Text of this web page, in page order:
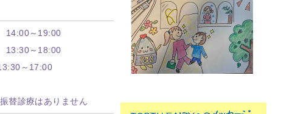
～19:00
～18:00
～17:00
替診療はありません